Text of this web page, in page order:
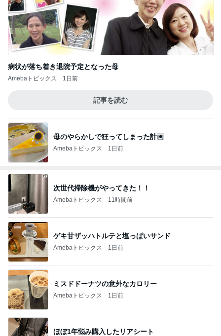
病状が落ち着き退院予定となった母
Amebaトピックス 1日前
記事を読む
母のやらかしで狂ってしまった計画
Amebaトピックス 1日前
次世代掃除機がやってきた！！
Amebaトピックス 11時間前
ゲキ甘ザッハトルテと塩っぱいサンド
Amebaトピックス 1日前
ミスドドーナツの意外なカロリー
Amebaトピックス 1日前
ほぼ1年悩み購入したリアシート